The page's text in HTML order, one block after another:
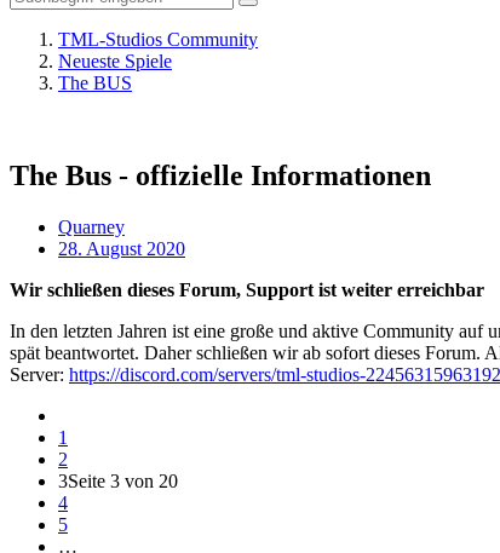
TML-Studios Community
Neueste Spiele
The BUS
The Bus - offizielle Informationen
Quarney
28. August 2020
Wir schließen dieses Forum, Support ist weiter erreichbar
In den letzten Jahren ist eine große und aktive Community auf
spät beantwortet. Daher schließen wir ab sofort dieses Forum.
Server: https://discord.com/servers/tml-studios-
1
2
3Seite 3 von 20
4
5
…